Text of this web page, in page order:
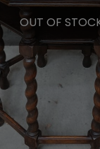
OUT OF